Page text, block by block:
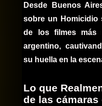
Desde Buenos
sobre un Homicidio
de los filmes más
argentino,
su huella en la
Lo que
de las cámaras